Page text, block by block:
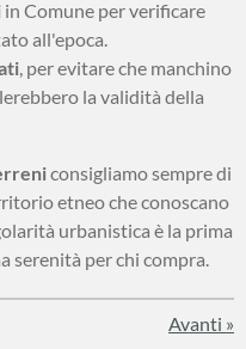
in Comune per verificare
all'epoca.
, per evitare che manchino
la validità della
consigliamo sempre di
etneo che conoscano
urbanistica è la prima
serenità per chi compra.
Avanti »